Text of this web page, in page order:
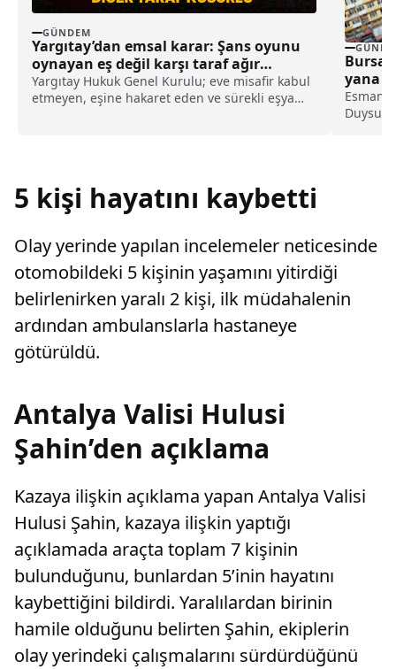
GÜNDEM
Yargıtay’dan emsal karar: Şans oyunu
oynayan eş değil karşı taraf ağır
kusurlu sayıldı
Yargıtay Hukuk Genel Kurulu; eve misafir kabul
etmeyen, eşine hakaret eden ve sürekli eşya
yana
Duysun
5 kişi hayatını kaybetti
Olay yerinde yapılan incelemeler neticesinde
otomobildeki 5 kişinin yaşamını yitirdiği
belirlenirken yaralı 2 kişi, ilk müdahalenin
ardından ambulanslarla hastaneye
götürüldü.
Antalya Valisi Hulusi
Şahin’den açıklama
Kazaya ilişkin açıklama yapan Antalya Valisi
Hulusi Şahin, kazaya ilişkin yaptığı
açıklamada araçta toplam 7 kişinin
bulunduğunu, bunlardan 5’inin hayatını
kaybettiğini bildirdi. Yaralılardan birinin
hamile olduğunu belirten Şahin, ekiplerin
olay yerindeki çalışmalarını sürdürdüğünü